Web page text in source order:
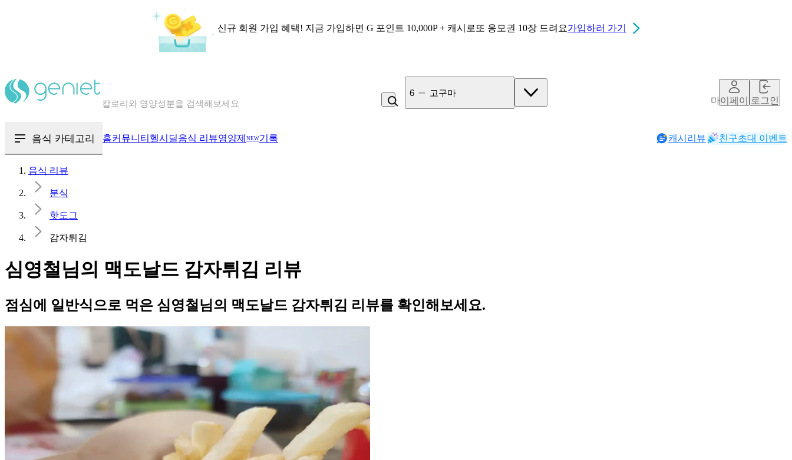
신규 회원 가입 혜택! 지금 가입하면 G 포인트 10,000P + 캐시로또 응모권 10장 드려요가입하러 가기
칼로리와 영양성분을 검색해보세요
7 미숫가루
마이페이지로그인
음식 카테고리 홈커뮤니티 헬시딜음식 리뷰영양제 NEW기록 캐시리뷰 친구초대 이벤트
음식 리뷰
분식
핫도그
감자튀김
심영철님의 맥도날드 감자튀김 리뷰
점심에 일반식으로 먹은 심영철님의 맥도날드 감자튀김 리뷰를 확인해보세요.